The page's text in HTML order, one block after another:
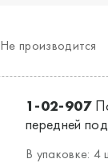
Не производится
1-02-907
передней
В упаковке: 4